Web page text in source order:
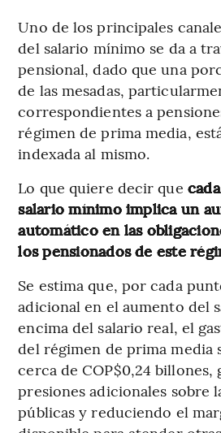
Uno de los principales
del salario mínimo se da a
pensional, dado que una
de las mesadas,
correspondientes a
régimen de prima media,
indexada al mismo.
Lo que quiere decir que
salario mínimo implica un
automático en las
los pensionados de este
Se estima que, por cada
adicional en el aumento del
encima del salario real, el
del régimen de prima media
cerca de COP$0,24 billones,
presiones adicionales sobre
públicas y reduciendo el